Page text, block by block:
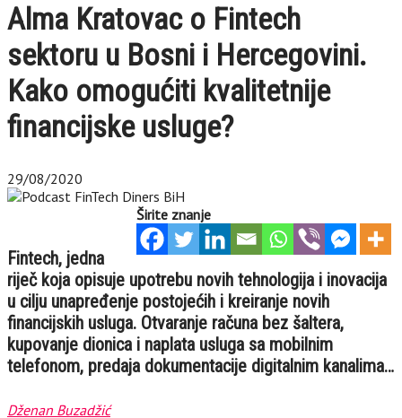
Alma Kratovac o Fintech
sektoru u Bosni i Hercegovini.
Kako omogućiti kvalitetnije
financijske usluge?
29/08/2020
Širite znanje
Fintech, jedna
riječ koja opisuje upotrebu novih tehnologija i inovacija
u cilju unapređenje postojećih i kreiranje novih
financijskih usluga. Otvaranje računa bez šaltera,
kupovanje dionica i naplata usluga sa mobilnim
telefonom, predaja dokumentacije digitalnim kanalima…
Dženan Buzadžić